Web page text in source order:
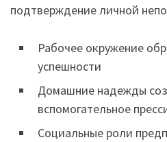
подтверждение личной
Рабочее окружение
успешности
Домашние надежды
вспомогательное
Социальные роли